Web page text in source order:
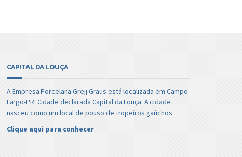
CAPITAL DA LOUÇA
A Empresa Porcelana Grejj Graus está localizada em Campo
Largo-PR. Cidade declarada Capital da Louça. A cidade
nasceu como um local de pouso de tropeiros gaúchos
Clique aqui para conhecer